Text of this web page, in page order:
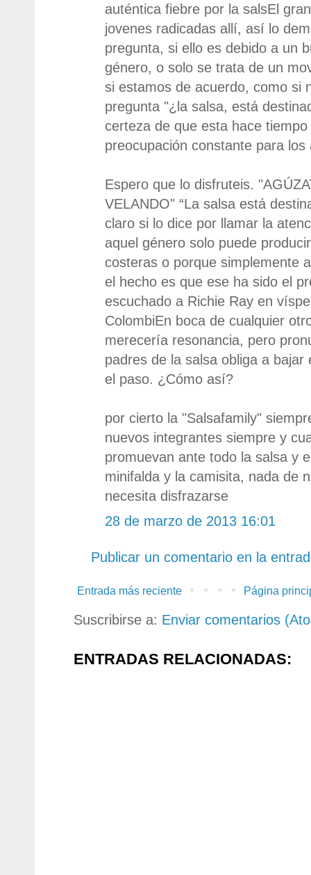
auténtica fiebre por la salsEl
jovenes radicadas allí, así lo
pregunta, si ello es debido a un
género, o solo se trata de un
si estamos de acuerdo, como si
pregunta "¿la salsa, está
certeza de que esta hace
preocupación constante para
Espero que lo disfruteis.
VELANDO" “La salsa está
claro si lo dice por llamar la
aquel género solo puede
costeras o porque simplemente
el hecho es que ese ha sido el
escuchado a Richie Ray en
ColombiEn boca de cualquier
merecería resonancia, pero
padres de la salsa obliga a bajar
el paso. ¿Cómo así?
por cierto la "Salsafamily"
nuevos integrantes siempre y
promuevan ante todo la salsa y
minifalda y la camisita, nada de
necesita disfrazarse
28 de marzo de 2013 16:01
Publicar un comentario en la
Entrada más reciente Página
Suscribirse a: Enviar comentarios
ENTRADAS RELACIONADAS: